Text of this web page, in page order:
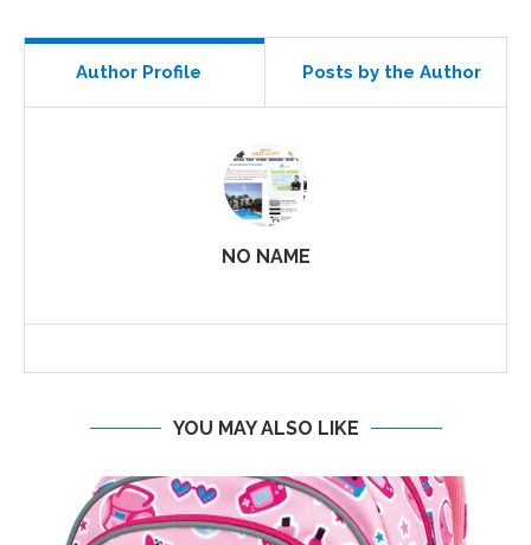
Author Profile Posts by the Author
NO NAME
YOU MAY ALSO LIKE